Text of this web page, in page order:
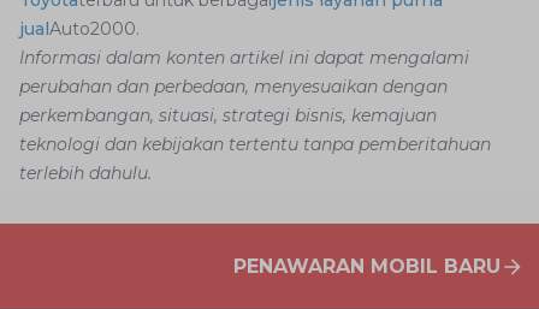
jualAuto2000.
Informasi dalam konten artikel ini dapat mengalami
perubahan dan perbedaan, menyesuaikan dengan
perkembangan, situasi, strategi bisnis, kemajuan
teknologi dan kebijakan tertentu tanpa pemberitahuan
terlebih dahulu.
PENAWARAN MOBIL BARU